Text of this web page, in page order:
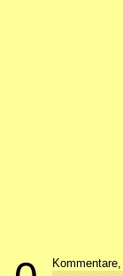
Kommentare,